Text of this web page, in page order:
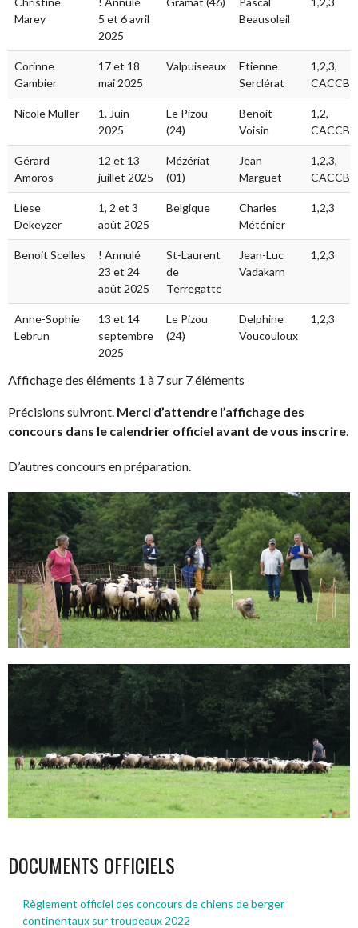
Marey
5 et 6 avril
2025
Beausoleil
Corinne
Gambier
17 et 18
mai 2025
Valpuiseaux
Etienne
Serclérat
1,2,3,
CACCBT
Nicole Muller
1. Juin
2025
Le Pizou
(24)
Benoit
Voisin
1,2,
CACCBT
Gérard
Amoros
12 et 13
juillet 2025
Mézériat
(01)
Jean
Marguet
1,2,3,
CACCBT
Liese
Dekeyzer
1, 2 et 3
août 2025
Belgique
Charles
Méténier
1,2,3
Benoit Scelles
! Annulé
23 et 24
août 2025
St-Laurent
de
Terregatte
Jean-Luc
Vadakarn
1,2,3
Anne-Sophie
Lebrun
13 et 14
septembre
2025
Le Pizou
(24)
Delphine
Voucouloux
1,2,3
Affichage des éléments 1 à 7 sur 7 éléments
Précisions suivront. Merci d’attendre l’affichage des
concours dans le calendrier officiel avant de vous inscrire.
D’autres concours en préparation.
DOCUMENTS OFFICIELS
Règlement officiel des concours de chiens de berger
continentaux sur troupeaux 2022